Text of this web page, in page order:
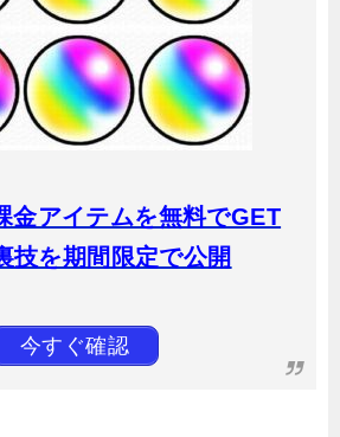
金アイテムを無料でGET
技を期間限定で公開
今すぐ確認